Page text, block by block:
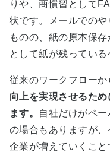
りや、商慣習として
状です。メールでの
ものの、紙の原本保
として紙が残っている
従来のワークフローか
向上を実現させるた
ます。 自社だけがペ
の場合もありますが、
企業が増えていくこ